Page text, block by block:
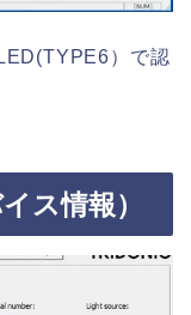
）で認
ス情報）